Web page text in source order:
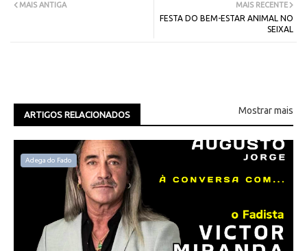
MAIS RECENTE
FESTA DO BEM-ESTAR ANIMAL NO
SEIXAL
MAIS ANTIGA
ARTIGOS RELACIONADOS Mostrar mais
Adega do Fado